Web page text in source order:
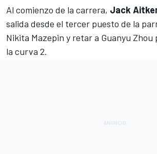
Al comienzo de la carrera, Jack
salida desde el tercer puesto de la
Nikita Mazepin y retar a Guanyu Zhou
la curva 2.